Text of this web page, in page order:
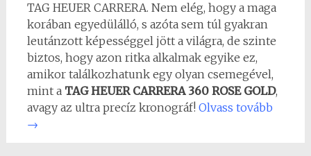
TAG HEUER CARRERA. Nem elég, hogy a maga
korában egyedülálló, s azóta sem túl gyakran
leutánzott képességgel jött a világra, de szinte
biztos, hogy azon ritka alkalmak egyike ez,
amikor találkozhatunk egy olyan csemegével,
mint a TAG HEUER CARRERA 360 ROSE GOLD,
avagy az ultra precíz kronográf! Olvass tovább
→